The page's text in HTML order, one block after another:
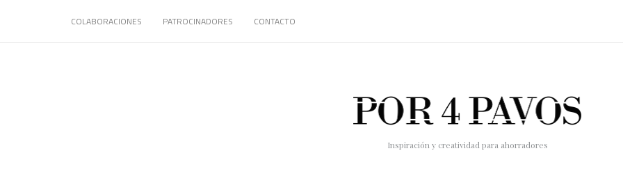
COLABORACIONES PATROCINADORES CONTACTO
Inspiración y creatividad para ahorradores